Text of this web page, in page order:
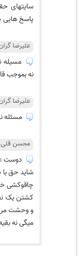
سایتهای
پاسخ هایی
علیرضا
مسیله
نه بموجب
علیرضا
مسئله
محسن قلی
دوست
شاید حق با
چاقوکشی
کشتن یک
و وحشت
میگی نه